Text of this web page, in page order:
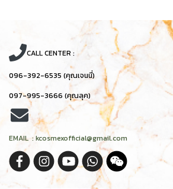
CALL CENTER :
096-392-6535 (คุณเจนนี่)
097-995-3666 (คุณลุค)
EMAIL : kcosmexofficial@gmail.com